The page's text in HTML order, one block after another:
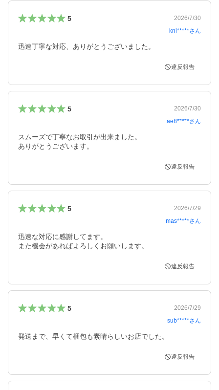
5
2026/7/30
kni*****さん
迅速丁寧な対応、ありがとうございました。
違反報告
5
2026/7/30
ae8*****さん
スムーズで丁寧なお取引が出来ました。
ありがとうございます。
違反報告
5
2026/7/29
mas*****さん
迅速な対応に感謝してます。
また機会があればよろしくお願いします。
違反報告
5
2026/7/29
sub*****さん
発送まで、早くて梱包も素晴らしいお店でした。
違反報告